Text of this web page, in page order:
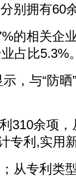
别拥有60
的相关企
占比5.3%
，与“防
310余项
专利,实用
从专利类